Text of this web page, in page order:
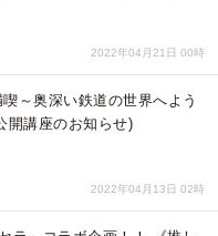
2022年04月21日 00時
～奥深い鉄道の世界へよう
開講座のお知らせ)
2022年04月13日 02時